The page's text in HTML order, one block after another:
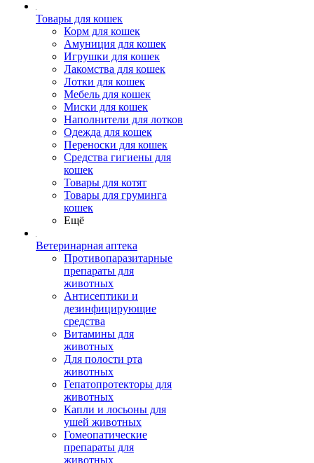
Товары для кошек
Корм для кошек
Амуниция для кошек
Игрушки для кошек
Лакомства для кошек
Лотки для кошек
Мебель для кошек
Миски для кошек
Наполнители для лотков
Одежда для кошек
Переноски для кошек
Средства гигиены для
кошек
Товары для котят
Товары для груминга
кошек
Ещё
Ветеринарная аптека
Противопаразитарные
препараты для
животных
Антисептики и
дезинфицирующие
средства
Витамины для
животных
Для полости рта
животных
Гепатопротекторы для
животных
Капли и лосьоны для
ушей животных
Гомеопатические
препараты для
животных